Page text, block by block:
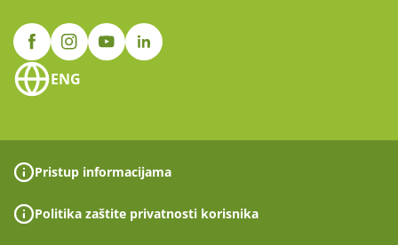
ENG
Pristup informacijama
Politika zaštite privatnosti korisnika